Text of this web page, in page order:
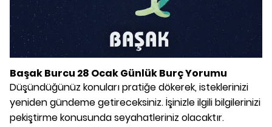
Başak Burcu 28 Ocak Günlük Burç Yorumu
Düşündüğünüz konuları pratiğe dökerek, isteklerinizi
yeniden gündeme getireceksiniz. İşinizle ilgili bilgilerinizi
pekiştirme konusunda seyahatleriniz olacaktır.